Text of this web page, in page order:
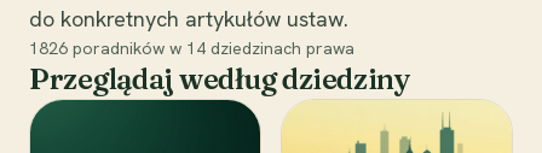
do konkretnych artykułów ustaw.
1826 poradników w 14 dziedzinach prawa
Przeglądaj według dziedziny